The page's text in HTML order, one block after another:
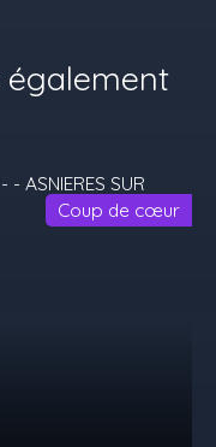
également
Coup de cœur